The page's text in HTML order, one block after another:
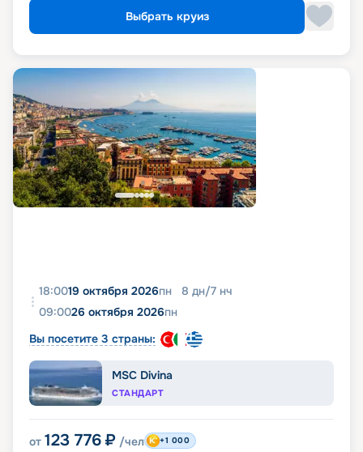
Выбрать круиз
18:0019 октября 2026пн 8 дн/7 нч
09:0026 октября 2026пн
Вы посетите 3 страны:
MSC Divina
СТАНДАРТ
от 123 776 ₽ /чел +1 000